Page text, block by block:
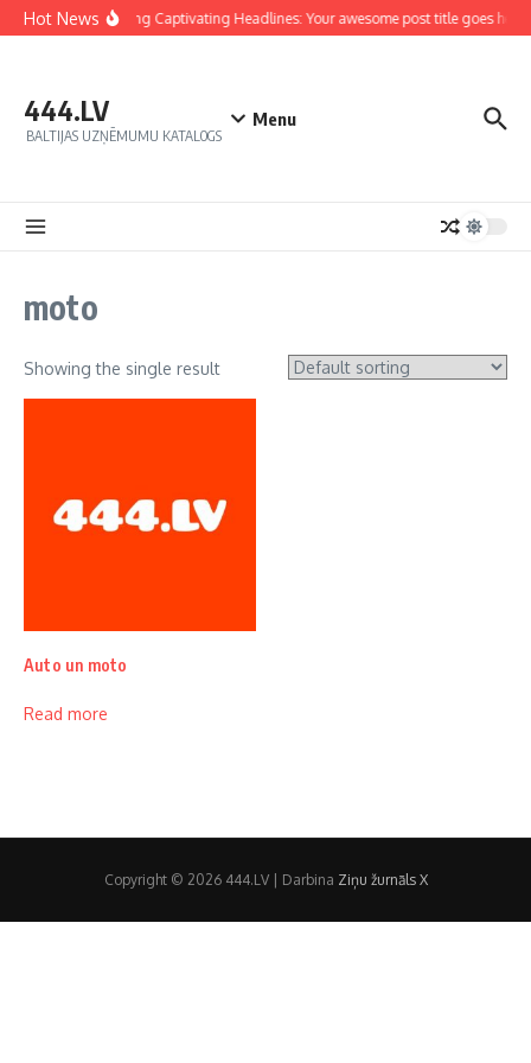
Hot NewsCrafting Captivating Headlines: Your awesome post title goes here
444.LV
BALTIJAS UZŅĒMUMU KATALOGS
Menu
moto
Showing the single result
Auto un moto
Read more
Copyright © 2026 444.LV | Darbina Ziņu žurnāls X